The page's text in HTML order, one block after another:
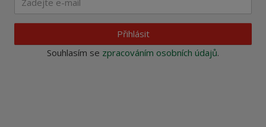
Přihlásit
Souhlasím se zpracováním osobních údajů.